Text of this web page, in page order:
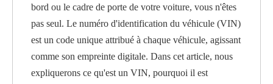
bord ou le cadre de porte de votre voiture, vous n'êtes
pas seul. Le numéro d'identification du véhicule (VIN)
est un code unique attribué à chaque véhicule, agissant
comme son empreinte digitale. Dans cet article, nous
expliquerons ce qu'est un VIN, pourquoi il est